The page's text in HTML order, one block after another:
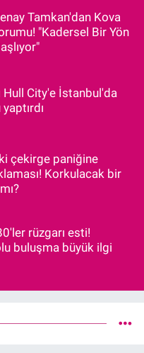
Tamkan'dan Kova
"Kadersel Bir Yön
Hull City'e İstanbul'da
çekirge paniğine
Korkulacak bir
rüzgarı esti!
buluşma büyük ilgi